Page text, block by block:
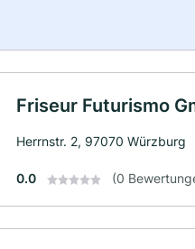
Friseur Futurismo
Herrnstr. 2, 97070 Würzburg
0.0 (0